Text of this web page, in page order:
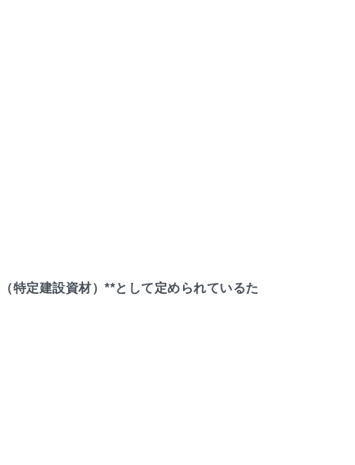
特定建設資材）**として定められているた